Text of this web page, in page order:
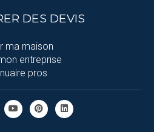
DES DEVIS
ma maison
entreprise
pros